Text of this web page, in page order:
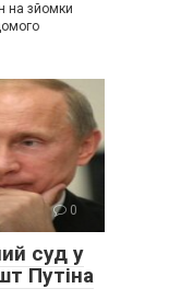
на зйомки
0
суд у
Путіна